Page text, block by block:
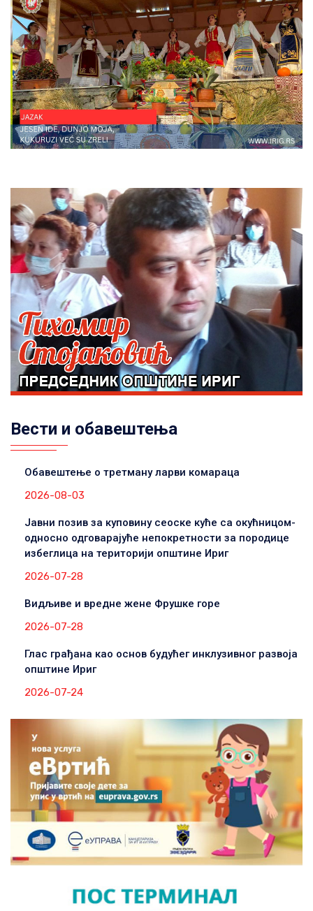
Вести и обавештења
Обавештење о третману ларви комараца
2026-08-03
Јавни позив за куповину сеоске куће са окућницом-
односно одговарајуће непокретности за породице
избеглица на територији општине Ириг
2026-07-28
Видљиве и вредне жене Фрушке горе
2026-07-28
Глас грађана као основ будућег инклузивног развоја
општине Ириг
2026-07-24